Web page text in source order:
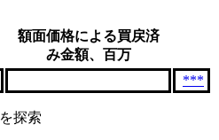
額面価格による買戻済
み金額、百万
***
探索